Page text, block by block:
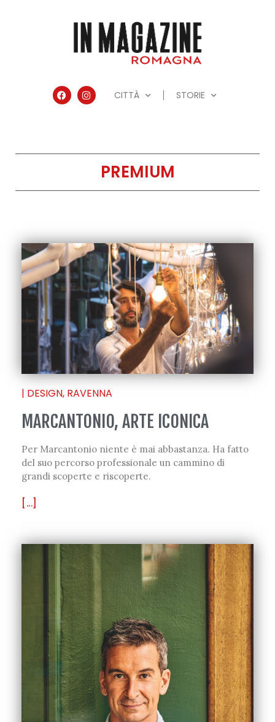
CITTÀ STORIE
PREMIUM
| DESIGN, RAVENNA
MARCANTONIO, ARTE ICONICA
Per Marcantonio niente è mai abbastanza. Ha fatto
del suo percorso professionale un cammino di
grandi scoperte e riscoperte.
[...]